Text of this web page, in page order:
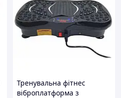
Тренувальна фітнес
віброплатформа з